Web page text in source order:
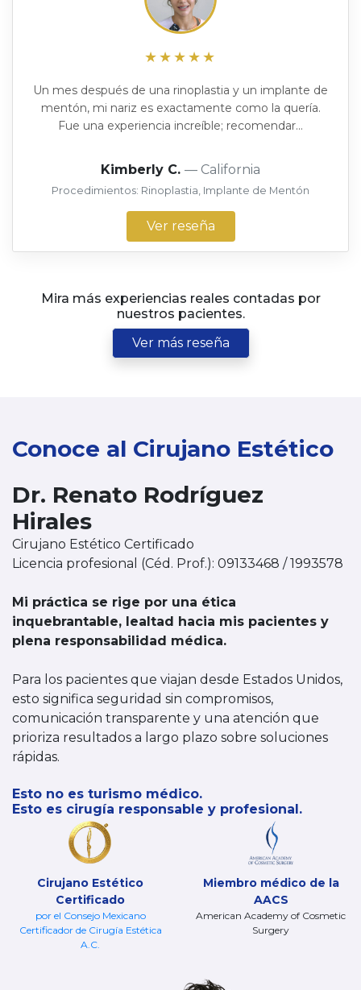
★★★★★
Un mes después de una rinoplastia y un implante de
mentón, mi nariz es exactamente como la quería.
Fue una experiencia increíble; recomendar...
Kimberly C. — California
Procedimientos: Rinoplastia, Implante de Mentón
Ver reseña
Mira más experiencias reales contadas por
nuestros pacientes.
Ver más reseña
Conoce al Cirujano Estético
Dr. Renato Rodríguez
Hirales
Cirujano Estético Certificado
Licencia profesional (Céd. Prof.): 09133468 /1993578
Mi práctica se rige por una ética
inquebrantable, lealtad hacia mis pacientes y
plena responsabilidad médica.
Para los pacientes que viajan desde Estados Unidos,
esto significa seguridad sin compromisos,
comunicación transparente y una atención que
prioriza resultados a largo plazo sobre soluciones
rápidas.
Esto no es turismo médico.
Esto es cirugía responsable y profesional.
Cirujano Estético
Certificado
por el Consejo Mexicano
Certificador de Cirugía Estética
A.C.
Miembro médico de la
AACS
American Academy of Cosmetic
Surgery